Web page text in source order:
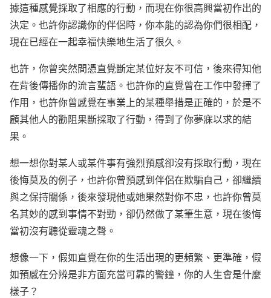
據這種感覺採取了相應的行動，而現在你很高興當初作出的
決定。也許你認識你的伴侶時，你本能的認為你們很相配，
現在已經在一起幸福快樂地生活了很久。
也許，你曾突然間憑直覺斷定某位好友不可信，後來得知他
在背後傳播你的流言蜚語。也許你的直覺曾在工作中發揮了
作用，也許你曾感覺在事業上的某種舉措是正確的，於是不
顧其他人的勸阻果斷採取了行動，得到了你夢寐以求的結
果。
想一想你對某人或某件事有強烈預感卻沒有採取行動，現在
後悔莫及的例子，也許你曾預感到伴侶在欺騙自己，卻繼續
與之保持關係，後來發現他或她果然對你不忠，也許你曾莫
名其妙的感到事情不對勁，卻仍然做了某筆生意，現在後悔
當初沒有聽從靈魂之聲。
想像一下，假如直覺在你的生活出現的更頻繁、更準確，假
如預感在分辨是非方面充當可靠的警鐘，你的人生會是什麼
樣子？